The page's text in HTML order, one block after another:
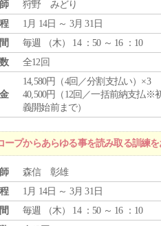
狩野 みどり
1月 14日 ～ 3月 31日
毎週 （木） 14 ：50 ～ 16 ：10
全12回
14,580円（4回／分割支払い）×3
40,500円（12回／一括前納支払※
義開始前まで）
プからあらゆる事を読み取る訓練を
森信 彰雄
1月 14日 ～ 3月 31日
毎週 （木） 14 ：50 ～ 16 ：10